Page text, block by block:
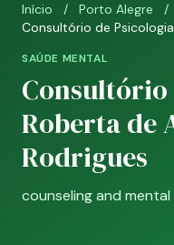
Início / Porto Alegre /
Consultório de
SAÚDE MENTAL
Consultório
Roberta de
Rodrigues
counseling and